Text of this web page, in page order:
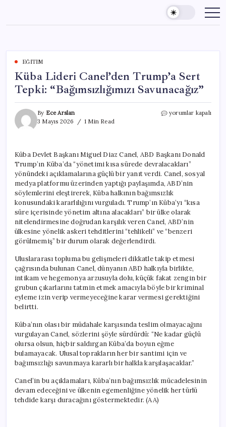
content
EĞITIM
Küba Lideri Canel’den Trump’a Sert
Tepki: “Bağımsızlığımızı Savunacağız”
By Ece Arslan
3 Mayıs 2026
1 Min Read
Küba
Tepki:
“Bağımsızlığımızı
Savunacağız”
için
yorumlar kapalı
Küba Devlet Başkanı Miguel Diaz Canel, ABD Başkanı Donald
Trump’ın Küba’da “yönetimi kısa sürede devralacakları”
yönündeki açıklamalarına güçlü bir yanıt verdi. Canel, sosyal
medya platformu üzerinden yaptığı paylaşımda, ABD’nin
söylemlerini eleştirerek, Küba halkının bağımsızlık
konusundaki kararlılığını vurguladı. Trump’ın Küba’yı “kısa
süre içerisinde yönetim altına alacakları” bir ülke olarak
nitelendirmesine doğrudan karşılık veren Canel, ABD’nin
ülkesine yönelik askeri tehditlerini “tehlikeli” ve “benzeri
görülmemiş” bir durum olarak değerlendirdi.
Uluslararası topluma bu gelişmeleri dikkatle takip etmesi
çağrısında bulunan Canel, dünyanın ABD halkıyla birlikte,
intikam ve hegemonya arzusuyla dolu, küçük fakat zengin bir
grubun çıkarlarını tatmin etmek amacıyla böyle bir kriminal
eyleme izin verip vermeyeceğine karar vermesi gerektiğini
belirtti.
Küba’nın olası bir müdahale karşısında teslim olmayacağını
vurgulayan Canel, sözlerini şöyle sürdürdü: “Ne kadar güçlü
olursa olsun, hiçbir saldırgan Küba’da boyun eğme
bulamayacak. Ulusal toprakların her bir santimi için ve
bağımsızlığı savunmaya kararlı bir halkla karşılaşacaklar.”
Canel’in bu açıklamaları, Küba’nın bağımsızlık mücadelesinin
devam edeceğini ve ülkenin egemenliğine yönelik her türlü
tehdide karşı duracağını göstermektedir. (AA)